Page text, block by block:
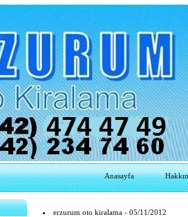
Anasayfa
erzurum oto kiralama - 05/11/2012